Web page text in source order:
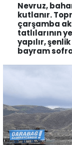
Nevruz,
kutlanır.
çarşamba
tatlılarının
yapılır,
bayram